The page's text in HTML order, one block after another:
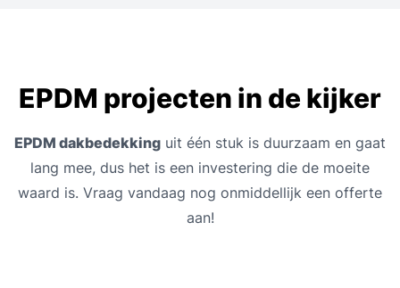
EPDM projecten in de kijker
EPDM dakbedekking uit één stuk is duurzaam en gaat
lang mee, dus het is een investering die de moeite
waard is. Vraag vandaag nog onmiddellijk een offerte
aan!